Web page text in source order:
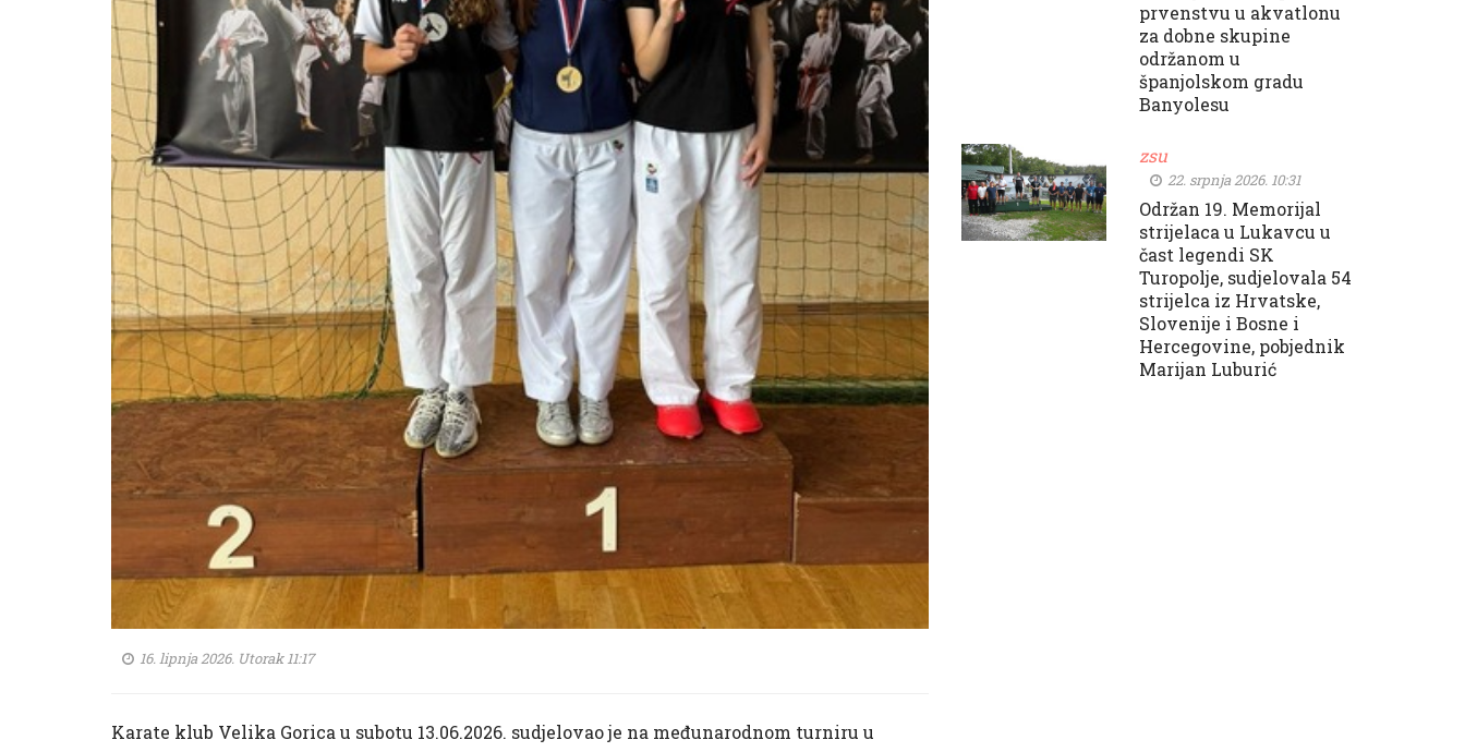
16. lipnja 2026. Utorak 11:17
Karate klub Velika Gorica u subotu 13.06.2026. sudjelovao je na međunarodnom turniru u
prvenstvu u akvatlonu
za dobne skupine
održanom u
španjolskom gradu
Banyolesu
zsu
22. srpnja 2026. 10:31
Održan 19. Memorijal
strijelaca u Lukavcu u
čast legendi SK
Turopolje, sudjelovala 54
strijelca iz Hrvatske,
Slovenije i Bosne i
Hercegovine, pobjednik
Marijan Luburić